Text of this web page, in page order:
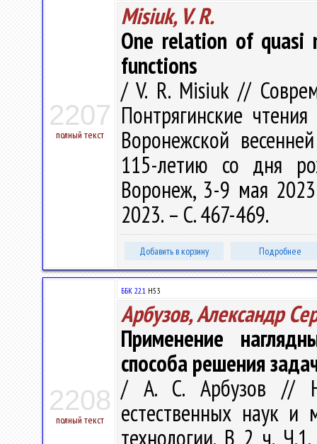
2207
полный текст
Misiuk, V. R.
One relation of quasi
functions
/ V. R. Misiuk //
Понтрягинские
Воронежской
115-летию со дня
Воронеж, 3-9 мая
2023. – С. 467-469.
Добавить в корзину Подробнее
2208
полный текст
ББК 22.1 Н53
Арбузов, Александр
Применение
способа решения
/ А. С. Арбузов //
естественных наук и
технологии. В 2 ч.